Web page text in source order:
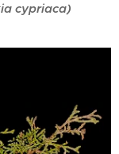
cypriaca)